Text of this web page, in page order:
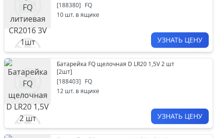
[188380] FQ
10 шт. в ящике
УЗНАТЬ ЦЕНУ
Батарейка FQ щелочная D LR20 1,5V 2 шт
[2шт]
[188403] FQ
12 шт. в ящике
УЗНАТЬ ЦЕНУ